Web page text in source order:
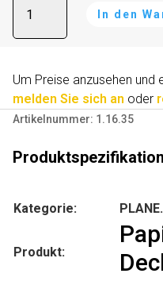
ohne
Deckel
In den
Um Preise anzusehen und
melden Sie sich an oder
Artikelnummer: 1.16.35
Kategorie: PLANE.
Produkt: